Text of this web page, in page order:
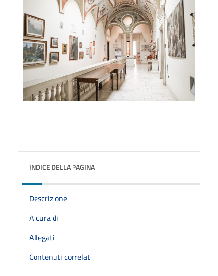
INDICE DELLA PAGINA
Descrizione
A cura di
Allegati
Contenuti correlati